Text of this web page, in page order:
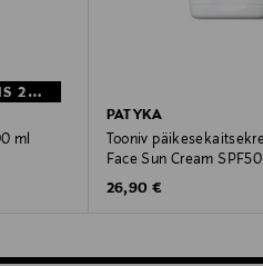
MYSTOCKMANN EELIS 28%
ml
PATYKA
Tooniv
Face Sun Cream
Original Price
26,90 €